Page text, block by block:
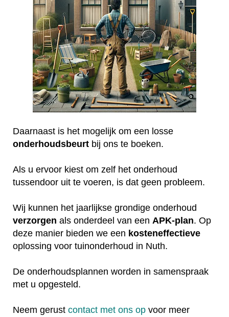
Daarnaast is het mogelijk om een losse
onderhoudsbeurt bij ons te boeken.
Als u ervoor kiest om zelf het onderhoud
tussendoor uit te voeren, is dat geen probleem.
Wij kunnen het jaarlijkse grondige onderhoud
verzorgen als onderdeel van een APK-plan. Op
deze manier bieden we een kosteneffectieve
oplossing voor tuinonderhoud in Nuth.
De onderhoudsplannen worden in samenspraak
met u opgesteld.
Neem gerust contact met ons op voor meer